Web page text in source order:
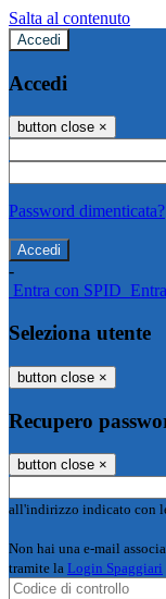
Salta al contenuto
Accedi
Accedi
button close ×
Password dimenticata?
-
Entra con SPID
Seleziona utente
button close ×
Recupero
button close ×
all'indirizzo indicato con
Non hai una e-mail
tramite la Login Spaggiari